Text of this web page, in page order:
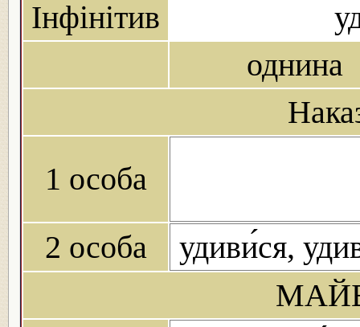
Інфінітив
однина
1 особа
2 особа
удиви́ся,